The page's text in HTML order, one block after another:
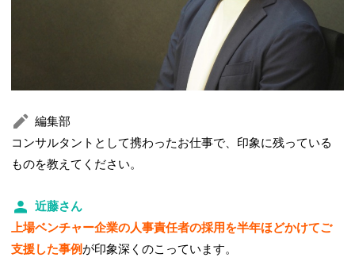
編集部
コンサルタントとして携わったお仕事で、印象に残っている
ものを教えてください。
近藤さん
上場ベンチャー企業の人事責任者の採用を半年ほどかけてご
支援した事例が印象深くのこっています。